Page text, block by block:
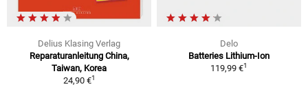
Delius Klasing Verlag
Reparaturanleitung China,
Taiwan, Korea
24,90 €1
Delo
Batteries Lithium-Ion
119,99 €1